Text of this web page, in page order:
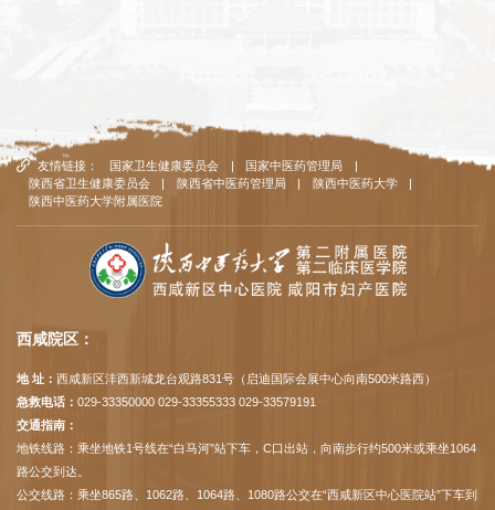
友情链接： 国家卫生健康委员会 | 国家中医药管理局
|
陕西省卫生健康委员会
| 陕西省中医药管理局 | 陕西中医药大学
|
陕西中医药大学附属医院
西咸院区：
地 址： 西咸新区沣西新城龙台观路831号（启迪国际会展中心向南500米路西）
急救电话： 029-33350000 029-33355333 029-33579191
交通指南：
地铁线路：乘坐地铁1号线在“白马河”站下车，C口出站，向南步行约500米或乘坐1064
路公交到达。
公交线路：乘坐865路、1062路、1064路、1080路公交在“西咸新区中心医院站”下车到